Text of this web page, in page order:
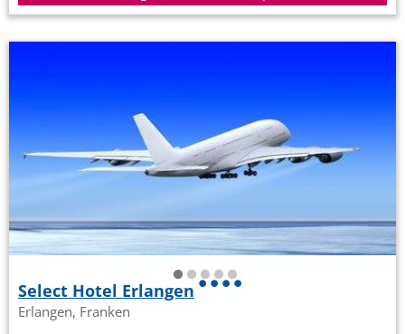
Select Hotel Erlangen
Erlangen, Franken